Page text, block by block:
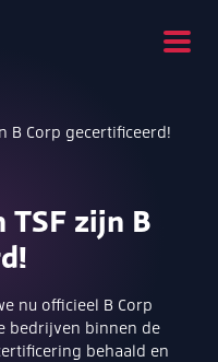
B Corp gecertificeerd!
TSF zijn B
nu officieel B Corp
bedrijven binnen de
behaald en